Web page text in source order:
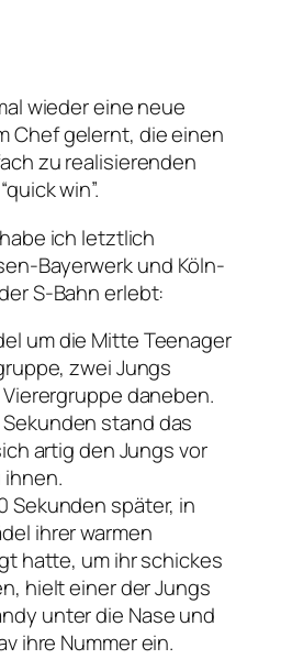
wieder eine neue
Chef gelernt, die einen
zu realisierenden
win”.
ich letztlich
Bayerwerk und Köln-
S-Bahn erlebt:
um die Mitte Teenager
zwei Jungs
daneben.
stand das
artig den Jungs vor
Sekunden später, in
ihrer warmen
hatte, um ihr schickes
hielt einer der Jungs
unter die Nase und
ihre Nummer ein.